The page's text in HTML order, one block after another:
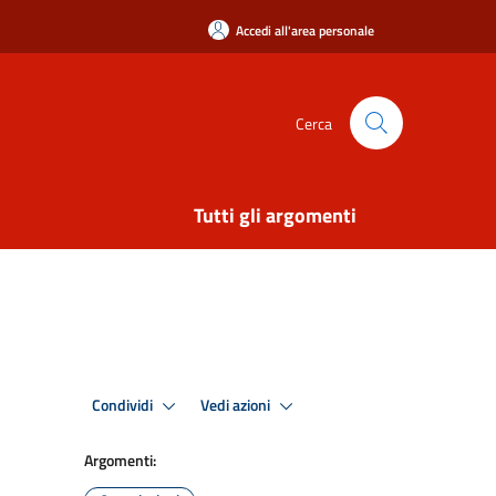
Accedi all'area personale
Cerca
Tutti gli argomenti
Condividi Vedi azioni
Argomenti: